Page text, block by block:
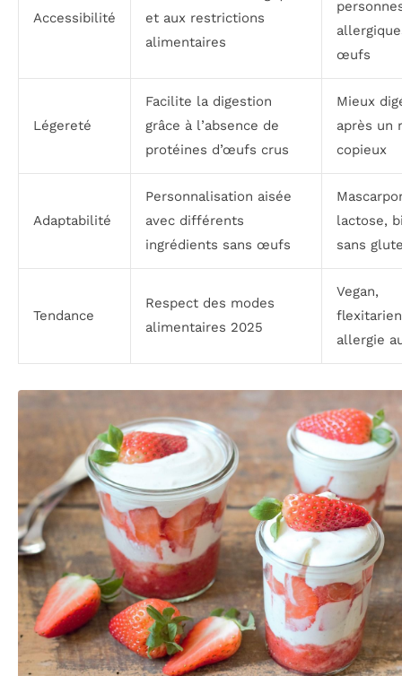
Accessibilité
et aux restrictions
alimentaires
œufs
Légereté
Facilite la digestion
grâce à l’absence de
protéines d’œufs crus
Mieux
après un
copieux
Adaptabilité
Personnalisation aisée
avec différents
ingrédients sans œufs
lactose,
sans
Tendance
Respect des modes
alimentaires 2025
Vegan,
allergie